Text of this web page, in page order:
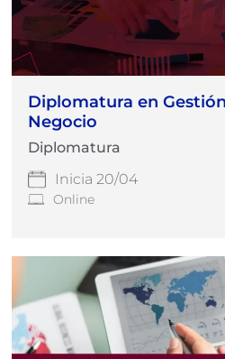
Diplomatura en
Negocio
Diplomatura
Inicia 20/04
Online